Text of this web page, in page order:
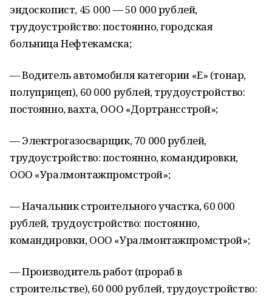
эндоскопист, 45 000 — 50 000 рублей,
трудоустройство: постоянно, городская
больница Нефтекамска;
— Водитель автомобиля категории «Е» (тонар,
полуприцеп), 60 000 рублей, трудоустройство:
постоянно, вахта, ООО «Дортрансстрой»;
— Электрогазосварщик, 70 000 рублей,
трудоустройство: постоянно, командировки,
ООО «Уралмонтажпромстрой»;
— Начальник строительного участка, 60 000
рублей, трудоустройство: постоянно,
командировки, ООО «Уралмонтажпромстрой»;
— Производитель работ (прораб в
строительстве), 60 000 рублей, трудоустройство: